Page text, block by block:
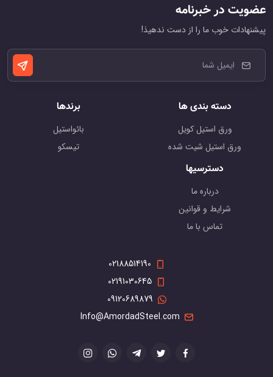
عضویت در خبرنامه
پیشنهادات خوب ما را از دست ندهیذ!
دسته بندی ها
ورق استیل کویل
ورق استیل شیت شده
برندها
بائواستیل
تیسکو
دسترسیها
درباره ما
شرایط و قوانین
تماس با ما
02188514190
02191030645
09120689879
Info@AmordadSteel.com